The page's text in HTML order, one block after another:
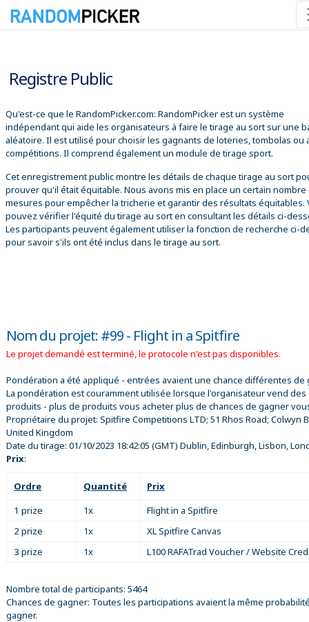
Registre Public
Qu'est-ce que le RandomPicker.com: RandomPicker est un système
indépendant qui aide les organisateurs à faire le tirage au sort sur une
aléatoire. Il est utilisé pour choisir les gagnants de loteries, tombolas ou
compétitions. Il comprend également un module de tirage sport.
Cet enregistrement public montre les détails de chaque tirage au sort
prouver qu'il était équitable. Nous avons mis en place un certain nombre
mesures pour empêcher la tricherie et garantir des résultats équitables.
pouvez vérifier l'équité du tirage au sort en consultant les détails ci-
Les participants peuvent également utiliser la fonction de recherche ci-
pour savoir s'ils ont été inclus dans le tirage au sort.
Nom du projet: #99 - Flight in a Spitfire
Le projet demandé est terminé, le protocole n'est pas disponibles.
Pondération a été appliqué - entrées avaient une chance différentes de
La pondération est couramment utilisée lorsque l'organisateur vend des
produits - plus de produits vous acheter plus de chances de gagner
Propriétaire du projet: Spitfire Competitions LTD; 51 Rhos Road; Colwyn
United Kingdom
Date du tirage: 01/10/2023 18:42:05 (GMT) Dublin, Edinburgh, Lisbon,
Prix:
Ordre Quantité
Prix
1 prize
1x
Flight in a Spitfire
2 prize
1x
XL Spitfire Canvas
3 prize
1x L100 RAFATrad Voucher / Website
Nombre total de participants: 5464
Chances de gagner: Toutes les participations avaient la même
gagner.